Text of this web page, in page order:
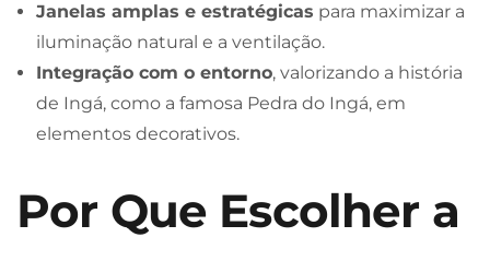
Janelas amplas e estratégicas para maximizar a
iluminação natural e a ventilação.
Integração com o entorno, valorizando a história
de Ingá, como a famosa Pedra do Ingá, em
elementos decorativos.
Por Que Escolher a